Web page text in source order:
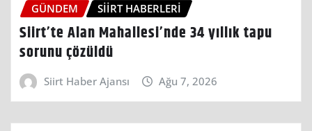
GÜNDEM SIIRT HABERLERI
Siirt’te Alan Mahallesi’nde 34 yıllık tapu
sorunu çözüldü
Siirt Haber Ajansı Ağu 7, 2026